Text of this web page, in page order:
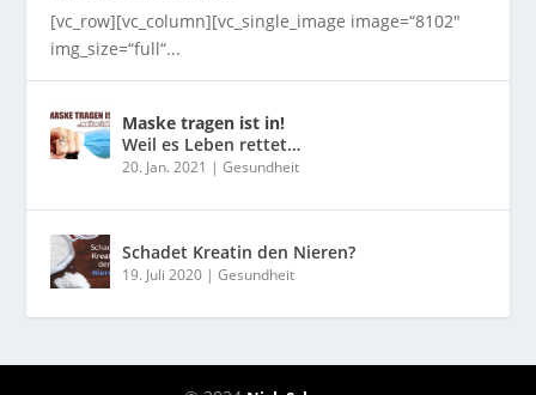
[vc_row][vc_column][vc_single_image image=“8102″
img_size=“full“...
Maske tragen ist in!
Weil es Leben rettet…
20. Jan. 2021 |Gesundheit
Schadet Kreatin den Nieren?
19. Juli 2020 |Gesundheit